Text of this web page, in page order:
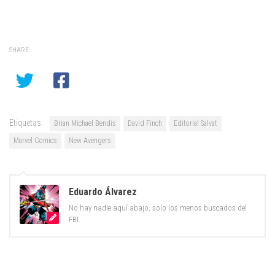
SHARE
Etiquetas: Brian Michael Bendis David Finch
Editorial Salvat
Marvel Comics
New Avengers
Eduardo Álvarez
No hay nadie aquí abajo, solo los menos buscados del
FBI.